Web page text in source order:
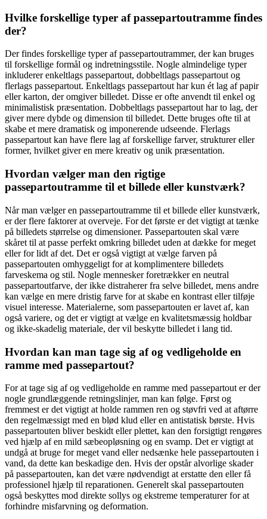
Hvilke forskellige typer af passepartoutramme findes
der?
Der findes forskellige typer af passepartoutrammer, der kan bruges
til forskellige formål og indretningsstile. Nogle almindelige typer
inkluderer enkeltlags passepartout, dobbeltlags passepartout og
flerlags passepartout. Enkeltlags passepartout har kun ét lag af papir
eller karton, der omgiver billedet. Disse er ofte anvendt til enkel og
minimalistisk præsentation. Dobbeltlags passepartout har to lag, der
giver mere dybde og dimension til billedet. Dette bruges ofte til at
skabe et mere dramatisk og imponerende udseende. Flerlags
passepartout kan have flere lag af forskellige farver, strukturer eller
former, hvilket giver en mere kreativ og unik præsentation.
Hvordan vælger man den rigtige
passepartoutramme til et billede eller kunstværk?
Når man vælger en passepartoutramme til et billede eller kunstværk,
er der flere faktorer at overveje. For det første er det vigtigt at tænke
på billedets størrelse og dimensioner. Passepartouten skal være
skåret til at passe perfekt omkring billedet uden at dække for meget
eller for lidt af det. Det er også vigtigt at vælge farven på
passepartouten omhyggeligt for at komplimentere billedets
farveskema og stil. Nogle mennesker foretrækker en neutral
passepartoutfarve, der ikke distraherer fra selve billedet, mens andre
kan vælge en mere dristig farve for at skabe en kontrast eller tilføje
visuel interesse. Materialerne, som passepartouten er lavet af, kan
også variere, og det er vigtigt at vælge en kvalitetsmæssig holdbar
og ikke-skadelig materiale, der vil beskytte billedet i lang tid.
Hvordan kan man tage sig af og vedligeholde en
ramme med passepartout?
For at tage sig af og vedligeholde en ramme med passepartout er der
nogle grundlæggende retningslinjer, man kan følge. Først og
fremmest er det vigtigt at holde rammen ren og støvfri ved at aftørre
den regelmæssigt med en blød klud eller en antistatisk børste. Hvis
passepartouten bliver beskidt eller plettet, kan den forsigtigt rengøres
ved hjælp af en mild sæbeopløsning og en svamp. Det er vigtigt at
undgå at bruge for meget vand eller nedsænke hele passepartouten i
vand, da dette kan beskadige den. Hvis der opstår alvorlige skader
på passepartouten, kan det være nødvendigt at erstatte den eller få
professionel hjælp til reparationen. Generelt skal passepartouten
også beskyttes mod direkte sollys og ekstreme temperaturer for at
forhindre misfarvning og deformation.